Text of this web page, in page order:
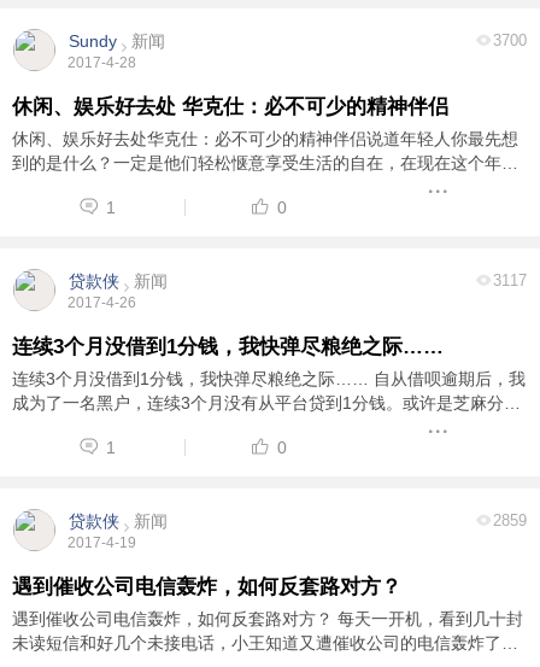
Sundy 新闻
2017-4-28
3700
休闲、娱乐好去处 华克仕：必不可少的精神伴侣
休闲、娱乐好去处华克仕：必不可少的精神伴侣说道年轻人你最先想
到的是什么？一定是他们轻松惬意享受生活的自在，在现在这个年
代，年轻人的生活就是和三五群好友一起，自由自在地品尝美食，畅
想未来，享受生活。在华克仕你可以尽情享受着 ...
1 0
贷款侠 新闻
2017-4-26
3117
连续3个月没借到1分钱，我快弹尽粮绝之际……
连续3个月没借到1分钱，我快弹尽粮绝之际…… 自从借呗逾期后，我
成为了一名黑户，连续3个月没有从平台贷到1分钱。或许是芝麻分不
足和征信逾期的原因，我被比较知名的几家网贷公司拒贷，包括平安i
贷、魔法现金、拍拍贷、魔法现金、你我 ...
1 0
贷款侠 新闻
2017-4-19
2859
遇到催收公司电信轰炸，如何反套路对方？
遇到催收公司电信轰炸，如何反套路对方？ 每天一开机，看到几十封
未读短信和好几个未接电话，小王知道又遭催收公司的电信轰炸了，